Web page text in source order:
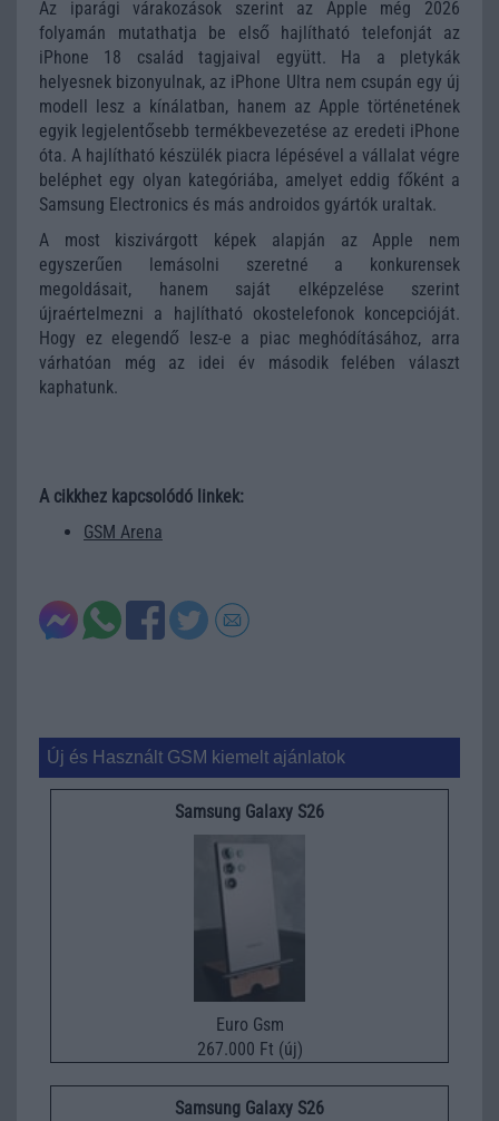
Az iparági várakozások szerint az Apple még 2026
folyamán mutathatja be első hajlítható telefonját az
iPhone 18 család tagjaival együtt. Ha a pletykák
helyesnek bizonyulnak, az iPhone Ultra nem csupán egy új
modell lesz a kínálatban, hanem az Apple történetének
egyik legjelentősebb termékbevezetése az eredeti iPhone
óta. A hajlítható készülék piacra lépésével a vállalat végre
beléphet egy olyan kategóriába, amelyet eddig főként a
Samsung Electronics és más androidos gyártók uraltak.
A most kiszivárgott képek alapján az Apple nem
egyszerűen lemásolni szeretné a konkurensek
megoldásait, hanem saját elképzelése szerint
újraértelmezni a hajlítható okostelefonok koncepcióját.
Hogy ez elegendő lesz-e a piac meghódításához, arra
várhatóan még az idei év második felében választ
kaphatunk.
A cikkhez kapcsolódó linkek:
GSM Arena
Új és Használt GSM kiemelt ajánlatok
Samsung Galaxy S26
Euro Gsm
267.000 Ft (új)
Samsung Galaxy S26